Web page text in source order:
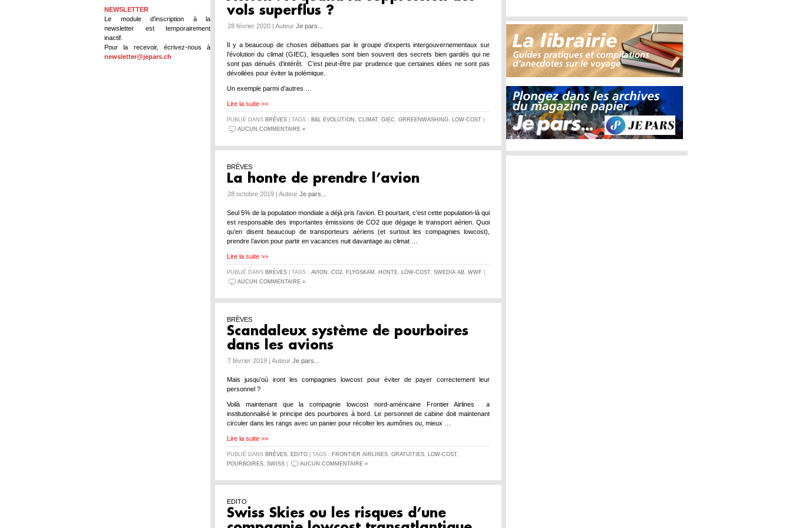
NEWSLETTER
Le module d'inscription à la
newsletter est temporairement
inactif.
Pour la recevoir, écrivez-nous à
newsletter@jepars.ch
vols superflus ?
28 février 2020 | Auteur Je pars...
Il y a beaucoup de choses débattues par le groupe d’experts intergouvernementaux sur
l’évolution du climat (GIEC), lesquelles sont bien souvent des secrets bien gardés qui ne
sont pas dénués d’intérêt. C’est peut-être par prudence que certaines idées ne sont pas
dévoilées pour éviter la polémique.
Un exemple parmi d’autres …
Lire la suite >>
PUBLIÉ DANS BRÈVES | TAGS : B&L EVOLUTION , CLIMAT, GIEC , GRREENWASHING, LOW-COST
AUCUN COMMENTAIRE »
BRÈVES
La honte de prendre l’avion
28 octobre 2019 | Auteur Je pars...
Seul 5% de la population mondiale a déjà pris l’avion. Et pourtant, c’est cette population-là qui
est responsable des importantes émissions de CO2 que dégage le transport aérien. Quoi
qu’en disent beaucoup de transporteurs aériens (et surtout les compagnies lowcost),
prendre l’avion pour partir en vacances nuit davantage au climat …
Lire la suite >>
PUBLIÉ DANS BRÈVES | TAGS : AVION , CO2, FLYGSKAM , HONTE, LOW-COST, SWEDIA AB, WWF
AUCUN COMMENTAIRE »
BRÈVES
Scandaleux système de pourboires
dans les avions
7 février 2019 | Auteur Je pars...
Mais jusqu’où iront les compagnies lowcost pour éviter de payer correctement leur
personnel ?
Voilà maintenant que la compagnie lowcost nord-américaine Frontier Airlines a
institutionnalisé le principe des pourboires à bord. Le personnel de cabine doit maintenant
circuler dans les rangs avec un panier pour récolter les aumônes ou, mieux …
Lire la suite >>
PUBLIÉ DANS BRÈVES, EDITO | TAGS : FRONTIER AIRLINES, GRATUITIES, LOW-COST,
POURBOIRES, SWISS AUCUN COMMENTAIRE »
EDITO
Swiss Skies ou les risques d’une